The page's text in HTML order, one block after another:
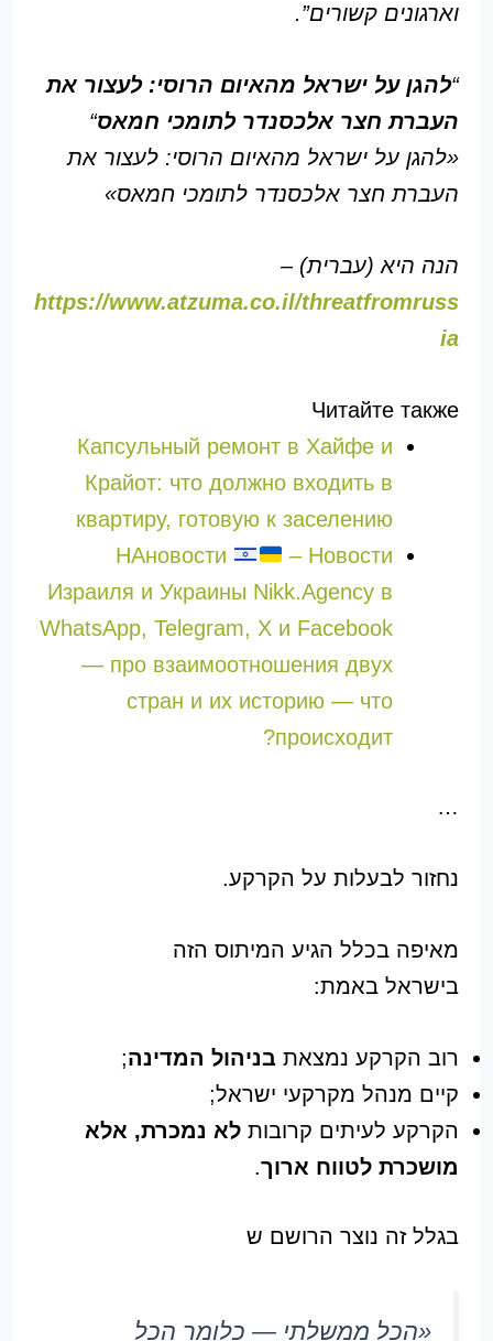
וארגונים קשורים”.
“להגן על ישראל מהאיום הרוסי: לעצור את
העברת חצר אלכסנדר לתומכי חמאס“
«להגן על ישראל מהאיום הרוסי: לעצור את
העברת חצר אלכסנדר לתומכי חמאס»
הנה היא (עברית) –
https://www.atzuma.co.il/threatfromruss
ia
Читайте также
Капсульный ремонт в Хайфе и
Крайот: что должно входить в
квартиру, готовую к заселению
НАновости
– Новости
Израиля и Украины Nikk.Agency в
WhatsApp, Telegram, X и Facebook
— про взаимоотношения двух
стран и их историю — что
происходит?
…
נחזור לבעלות על הקרקע.
מאיפה בכלל הגיע המיתוס הזה
בישראל באמת:
רוב הקרקע נמצאת בניהול המדינה;
קיים מנהל מקרקעי ישראל;
הקרקע לעיתים קרובות לא נמכרת, אלא
מושכרת לטווח ארוך.
בגלל זה נוצר הרושם ש
«הכל ממשלתי — כלומר הכל